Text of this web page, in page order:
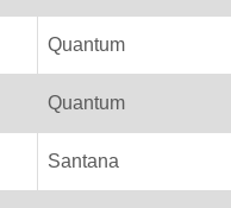
Quantum
Quantum
Santana